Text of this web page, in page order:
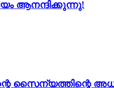
ആനന്ദിക്കുന്നു!
സൈന്യത്തിന്റെ